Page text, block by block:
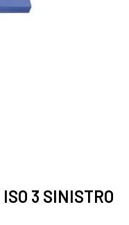
3 SINISTRO